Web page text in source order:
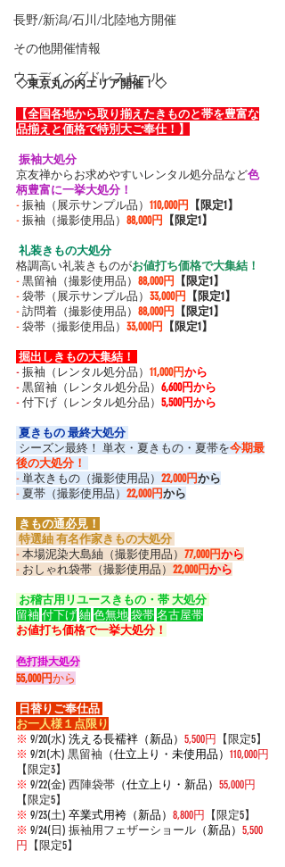
長野/新潟/石川/北陸地方開催
その他開催情報
ウエディングドレスセール
◇東京丸の内エリア開催！◇
【全国各地から取り揃えたきものと帯を豊富な
品揃えと価格で特別大ご奉仕！】
振袖大処分
京友禅からお求めやすいレンタル処分品など色
柄豊富に一挙大処分！
- 振袖（展示サンプル品） 110,000円 【限定1】
- 振袖（撮影使用品） 88,000円 【限定1】
礼装きもの大処分
格調高い礼装きものがお値打ち価格で大集結！
- 黒留袖（撮影使用品） 88,000円 【限定1】
- 袋帯（展示サンプル品） 33,000円 【限定1】
- 訪問着（撮影使用品） 88,000円 【限定1】
- 袋帯（撮影使用品） 33,000円 【限定1】
掘出しきもの大集結！
- 振袖（レンタル処分品） 11,000円から
- 黒留袖（レンタル処分品） 6,600円から
- 付下げ（レンタル処分品） 5,500円から
夏きもの 最終大処分
シーズン最終！ 単衣・夏きもの・夏帯を今期最
後の大処分！
- 単衣きもの（撮影使用品） 22,000円から
- 夏帯（撮影使用品） 22,000円から
きもの通必見！
特選紬 有名作家きもの大処分
- 本場泥染大島紬（撮影使用品） 77,000円から
- おしゃれ袋帯（撮影使用品） 22,000円から
お稽古用リユースきもの・帯 大処分
留袖 付下げ 紬 色無地 袋帯 名古屋帯
お値打ち価格で一挙大処分！
色打掛大処分
55,000円から
日替りご奉仕品
お一人様１点限り
※ 9/20(水) 洗える長襦袢（新品） 5,500円 【限定5】
※ 9/21(木) 黒留袖 （仕立上り・未使用品） 110,000円
【限定3】
※ 9/22(金) 西陣袋帯 （仕立上り・新品） 55,000円
【限定5】
※ 9/23(土) 卒業式用袴（新品） 8,800円 【限定5】
※ 9/24(日) 振袖用フェザーショール （新品） 5,500
円 【限定5】